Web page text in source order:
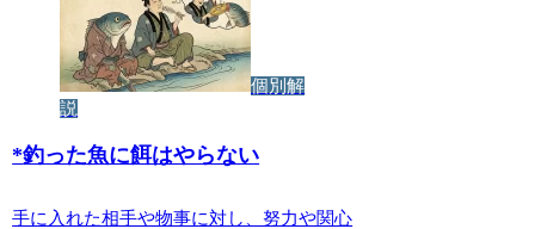
個別解
説
*釣った魚に餌はやらない
手に入れた相手や物事に対し、努力や関心